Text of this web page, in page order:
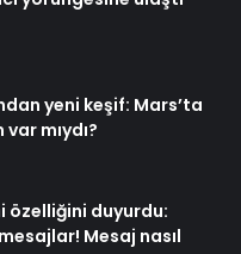
yeni keşif: Mars’ta
mıydı?
özelliğini duyurdu:
Mesaj nasıl